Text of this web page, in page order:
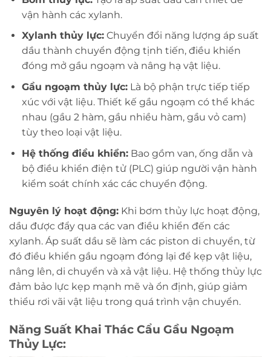
vận hành các xylanh.
Xylanh thủy lực:Chuyển đổi năng lượng áp suất
dầu thành chuyển động tịnh tiến, điều khiển
đóng mở gầu ngoạm và nâng hạ vật liệu.
Gầu ngoạm thủy lực:Là bộ phận trực tiếp tiếp
xúc với vật liệu. Thiết kế gầu ngoạm có thể khác
nhau (gầu 2 hàm, gầu nhiều hàm, gầu vỏ cam)
tùy theo loại vật liệu.
Hệ thống điều khiển:Bao gồm van, ống dẫn và
bộ điều khiển điện tử (PLC) giúp người vận hành
kiểm soát chính xác các chuyển động.
Nguyên lý hoạt động: Khi bơm thủy lực hoạt động,
dầu được đẩy qua các van điều khiển đến các
xylanh. Áp suất dầu sẽ làm các piston di chuyển, từ
đó điều khiển gầu ngoạm đóng lại để kẹp vật liệu,
nâng lên, di chuyển và xả vật liệu. Hệ thống thủy lực
đảm bảo lực kẹp mạnh mẽ và ổn định, giúp giảm
thiểu rơi vãi vật liệu trong quá trình vận chuyển.
Năng Suất Khai Thác Cẩu Gầu Ngoạm
Thủy Lực: